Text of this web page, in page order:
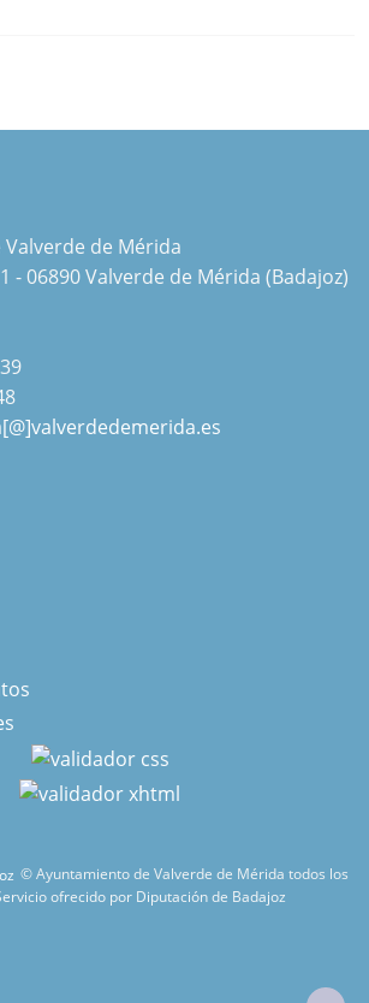
de Mérida
- 06890 Valverde de Mérida (Badajoz)
© Ayuntamiento de Valverde de Mérida todos los
ofrecido por Diputación de Badajoz